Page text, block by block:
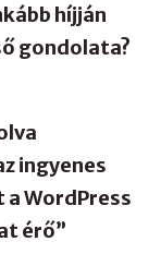
híjján
gondolata?
ingyenes
WordPress
érő”